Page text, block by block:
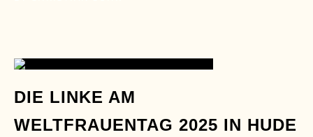
08
MÄRZ
DIE LINKE AM
WELTFRAUENTAG 2025 IN HUDE